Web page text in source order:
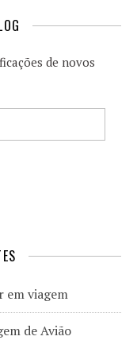
de novos
em viagem
de Avião